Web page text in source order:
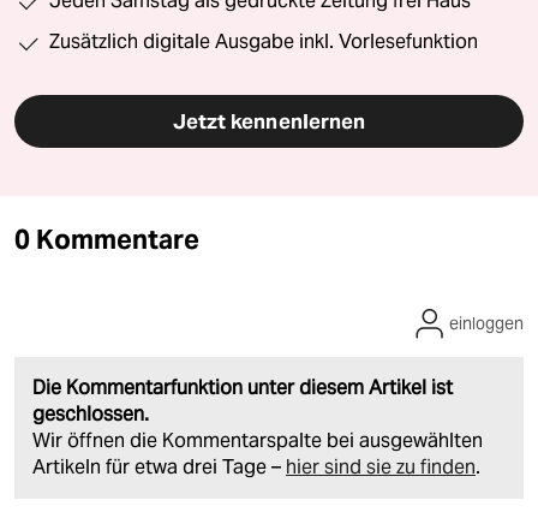
Zusätzlich digitale Ausgabe inkl. Vorlesefunktion
Jetzt kennenlernen
0 Kommentare
Die Kommentarfunktion unter diesem Artikel ist
geschlossen.
Wir öffnen die Kommentarspalte bei ausgewählten
Artikeln für etwa drei Tage – hier sind sie zu finden.
einloggen